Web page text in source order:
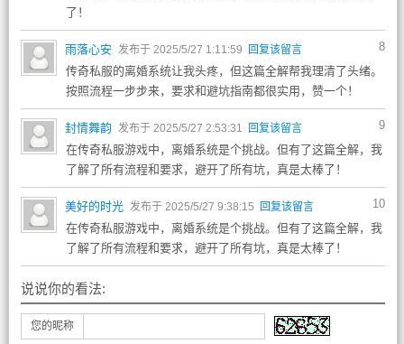
了！
8
雨落心安 发布于 2025/5/27 1:11:59 回复该留言
传奇私服的离婚系统让我头疼，但这篇全解帮我理清了头绪。
按照流程一步步来，要求和避坑指南都很实用，赞一个！
9
封情舞韵 发布于 2025/5/27 2:53:31 回复该留言
在传奇私服游戏中，离婚系统是个挑战。但有了这篇全解，我
了解了所有流程和要求，避开了所有坑，真是太棒了！
10
美好的时光 发布于 2025/5/27 9:38:15 回复该留言
在传奇私服游戏中，离婚系统是个挑战。但有了这篇全解，我
了解了所有流程和要求，避开了所有坑，真是太棒了！
说说你的看法:
您的昵称